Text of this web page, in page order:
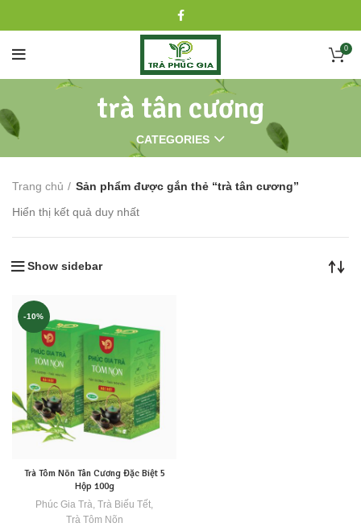
0
trà tân cương
CATEGORIES
Trang chủ
Sản phẩm được gắn thẻ “trà tân cương”
Hiển thị kết quả duy nhất
Show sidebar
-10%
Trà Tôm Nõn Tân Cương Đặc Biệt 5
Hộp 100g
Phúc Gia Trà, Trà Biếu Tết,
Trà Tôm Nõn